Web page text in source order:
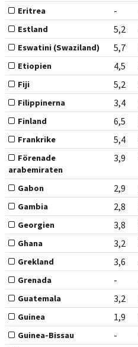
Eritrea -
Estland 5,2
Eswatini (Swaziland) 5,7
Etiopien 4,5
Fiji 5,2
Filippinerna 3,4
Finland 6,5
Frankrike 5,4
Förenade
arabemiraten
3,9
Gabon 2,9
Gambia 2,8
Georgien 3,8
Ghana 3,2
Grekland 3,6
Grenada -
Guatemala 3,2
Guinea 1,9
Guinea-Bissau -